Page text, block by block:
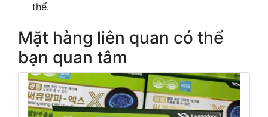
thể.
Mặt hàng liên quan có thể
bạn quan tâm